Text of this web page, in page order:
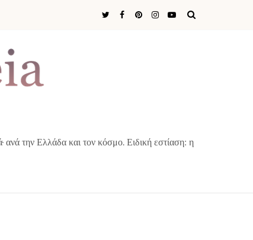
την Ελλάδα και τον κόσμο. Ειδική εστίαση: η